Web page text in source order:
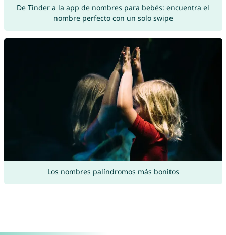
De Tinder a la app de nombres para bebés: encuentra el
nombre perfecto con un solo swipe
Los nombres palíndromos más bonitos